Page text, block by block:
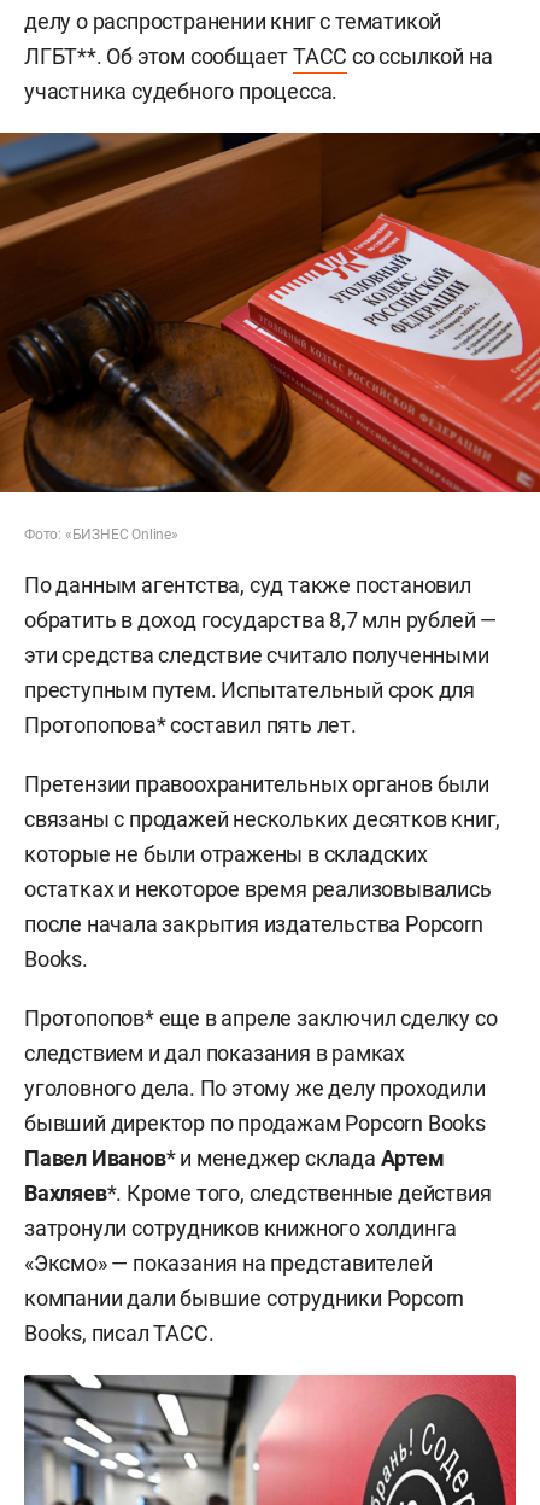
делу о распространении книг с тематикой
ЛГБТ**. Об этом сообщаетТАСС со ссылкой на
участника судебного процесса.
Фото: «БИЗНЕС Online»
По данным агентства, суд также постановил
обратить в доход государства 8,7 млн рублей —
эти средства следствие считало полученными
преступным путем. Испытательный срок для
Протопопова* составил пять лет.
Претензии правоохранительных органов были
связаны с продажей нескольких десятков книг,
которые не были отражены в складских
остатках и некоторое время реализовывались
после начала закрытия издательства Popcorn
Books.
Протопопов* еще в апреле заключил сделку со
следствием и дал показания в рамках
уголовного дела. По этому же делу проходили
бывший директор по продажам Popcorn Books
Павел Иванов* и менеджер склада Артем
Вахляев*. Кроме того, следственные действия
затронули сотрудников книжного холдинга
«Эксмо» — показания на представителей
компании дали бывшие сотрудники Popcorn
Books, писал ТАСС.